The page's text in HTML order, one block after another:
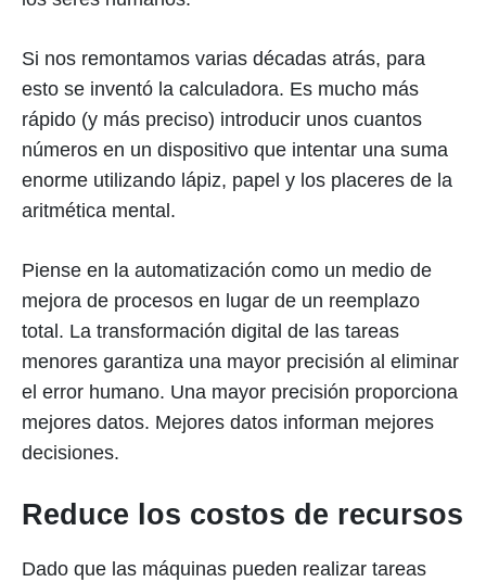
Si nos remontamos varias décadas atrás, para
esto se inventó la calculadora. Es mucho más
rápido (y más preciso) introducir unos cuantos
números en un dispositivo que intentar una suma
enorme utilizando lápiz, papel y los placeres de la
aritmética mental.
Piense en la automatización como un medio de
mejora de procesos en lugar de un reemplazo
total. La transformación digital de las tareas
menores garantiza una mayor precisión al eliminar
el error humano. Una mayor precisión proporciona
mejores datos. Mejores datos informan mejores
decisiones.
Reduce los costos de recursos
Dado que las máquinas pueden realizar tareas